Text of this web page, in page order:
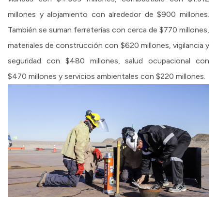
millones y alojamiento con alrededor de $900 millones.
También se suman ferreterías con cerca de $770 millones,
materiales de construcción con $620 millones, vigilancia y
seguridad con $480 millones, salud ocupacional con
$470 millones y servicios ambientales con $220 millones.